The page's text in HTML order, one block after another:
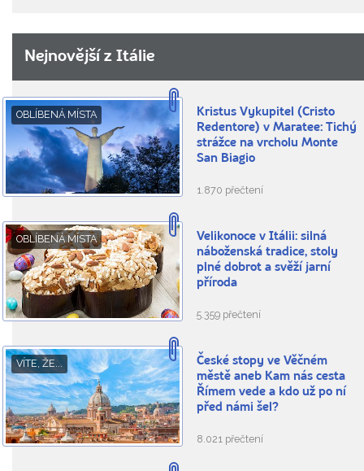
Nejnovější z Itálie
OBLÍBENÁ MÍSTA
Kristus Vykupitel (Cristo
Redentore) v Maratee: Tichý
strážce na vrcholu Monte
San Biagio
1.870 přečtení
OBLÍBENÁ MÍSTA
Velikonoce v Itálii: silná
náboženská tradice, stoly
plné dobrot a svěží jarní
příroda
5.359 přečtení
VÍTE, ŽE...
České stopy ve Věčném
městě aneb Kam nás cesta
Římem vede a kdo už po ní
před námi šel?
8.021 přečtení